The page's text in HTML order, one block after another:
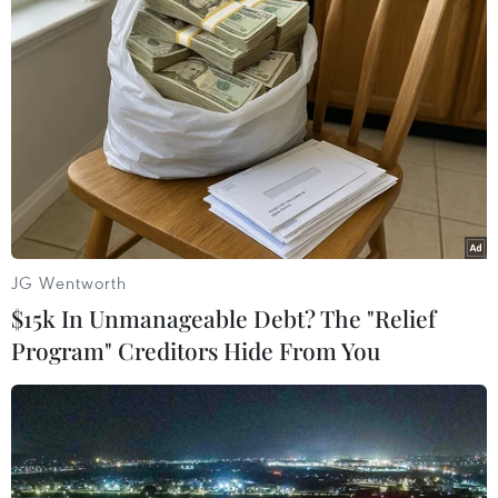
Mỹ: Đảng Xanh gây quỹ để kiểm lại phiếu
ở 3 bang "chiến trường"
24/11/2016 23:55
Ứng cử viên Tổng thống Mỹ của Đảng Xanh Jill Stein
tuyên bố bà đã gây quỹ được 3,5 triệu USD để buộc
kiểm phiếu lại kết quả bầu cử hôm 8/11 tại Wisconsin,
Michigan và Pennsylvania.
JG Wentworth
$15k In Unmanageable Debt? The "Relief
Program" Creditors Hide From You